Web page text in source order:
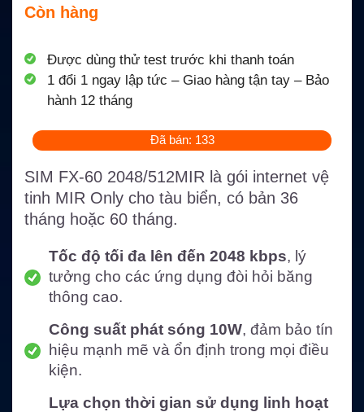
Còn hàng
Được dùng thử test trước khi thanh toán
1 đổi 1 ngay lập tức – Giao hàng tận tay – Bảo
hành 12 tháng
Đã bán: 133
SIM FX-60 2048/512MIR là gói internet vệ
tinh MIR Only cho tàu biển, có bản 36
tháng hoặc 60 tháng.
Tốc độ tối đa lên đến 2048 kbps, lý
tưởng cho các ứng dụng đòi hỏi băng
thông cao.
Công suất phát sóng 10W, đảm bảo tín
hiệu mạnh mẽ và ổn định trong mọi điều
kiện.
Lựa chọn thời gian sử dụng linh hoạt